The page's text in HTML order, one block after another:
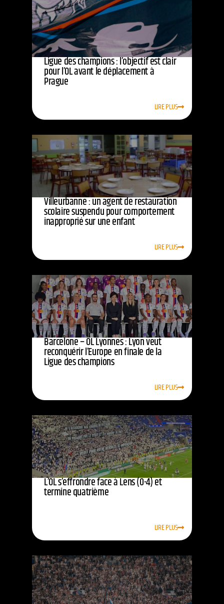
Ligue des champions : l’objectif est clair
pour l’OL avant le déplacement à
Prague
LIRE PLUS
Villeurbanne : un agent de restauration
scolaire suspendu pour comportement
inapproprié sur une enfant
LIRE PLUS
Barcelone – OL Lyonnes : Lyon veut
reconquérir l’Europe en finale de la
Ligue des champions
LIRE PLUS
L’OL s’effrondre face à Lens (0-4) et
termine quatrième
LIRE PLUS